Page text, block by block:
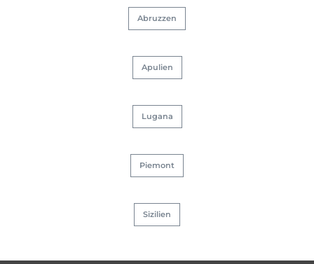
Abruzzen
Apulien
Lugana
Piemont
Sizilien